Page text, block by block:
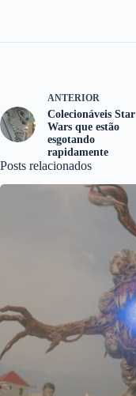
ANTERIOR
Colecionáveis Star
Wars que estão
esgotando
rapidamente
Posts relacionados